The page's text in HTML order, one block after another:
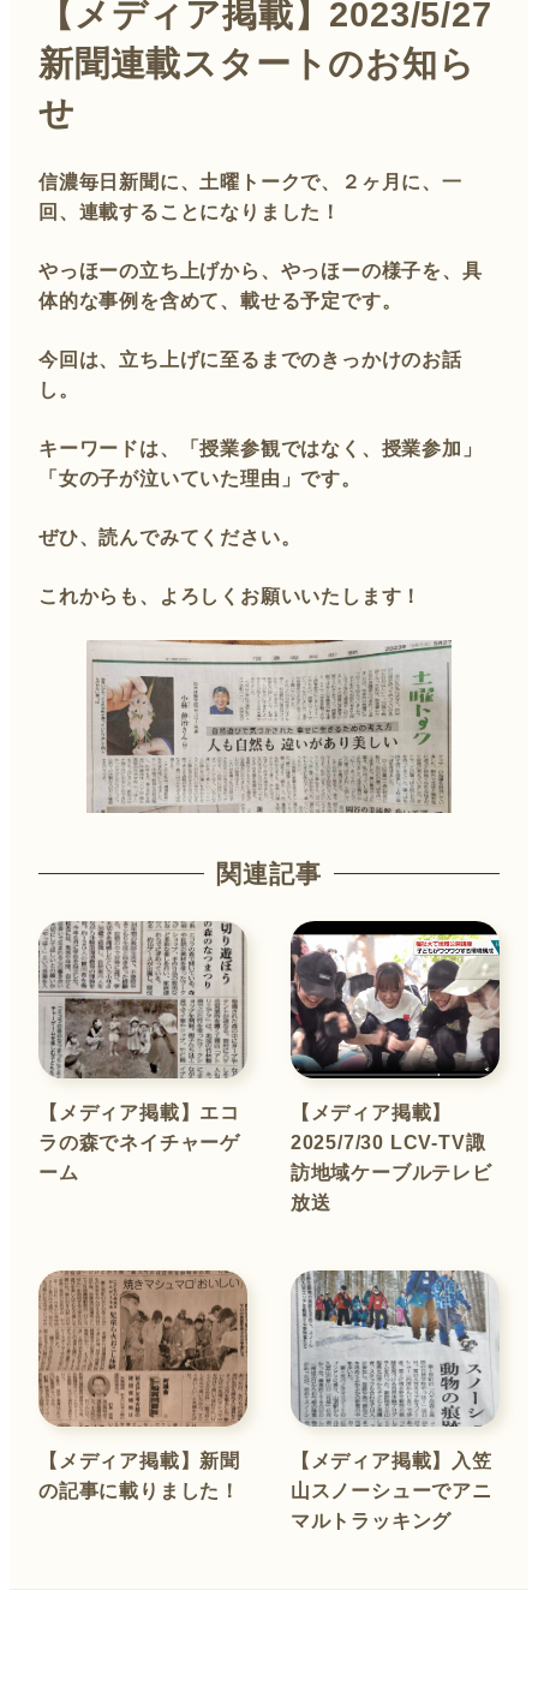
【メディア掲載】2023/5/27
新聞連載スタートのお知ら
せ
信濃毎日新聞に、土曜トークで、２ヶ月に、一
回、連載することになりました！
やっほーの立ち上げから、やっほーの様子を、具
体的な事例を含めて、載せる予定です。
今回は、立ち上げに至るまでのきっかけのお話
し。
キーワードは、「授業参観ではなく、授業参加」
「女の子が泣いていた理由」です。
ぜひ、読んでみてください。
これからも、よろしくお願いいたします！
関連記事
【メディア掲載】エコ
ラの森でネイチャーゲ
ーム
【メディア掲載】
2025/7/30 LCV-TV諏
訪地域ケーブルテレビ
放送
【メディア掲載】新聞
の記事に載りました！
【メディア掲載】入笠
山スノーシューでアニ
マルトラッキング